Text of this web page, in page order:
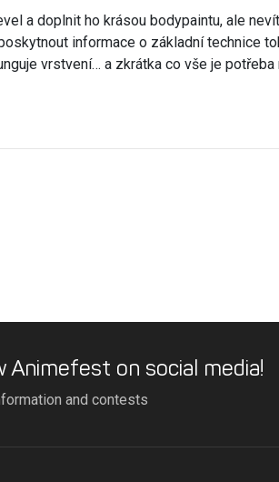
a doplnit ho krásou bodypaintu, ale
informace o základní technice
vrstvení… a zkrátka co vše je
Animefest on social media!
and contests